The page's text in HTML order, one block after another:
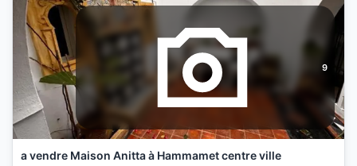
9
a vendre Maison Anitta à Hammamet centre ville